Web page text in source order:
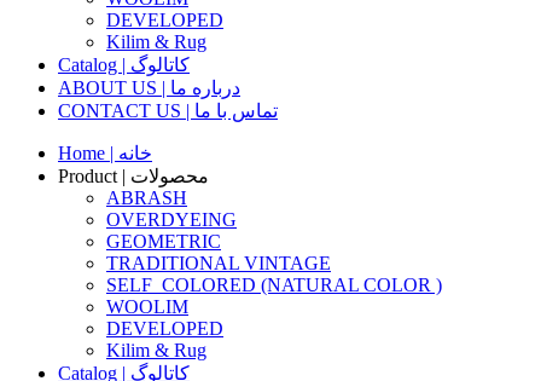
DEVELOPED
Kilim & Rug
Catalog | کاتالوگ
ABOUT US | درباره ما
CONTACT US | تماس با ما
Home | خانه
Product | محصولات
ABRASH
OVERDYEING
GEOMETRIC
TRADITIONAL VINTAGE
SELF_COLORED (NATURAL COLOR )
WOOLIM
DEVELOPED
Kilim & Rug
Catalog | کاتالوگ